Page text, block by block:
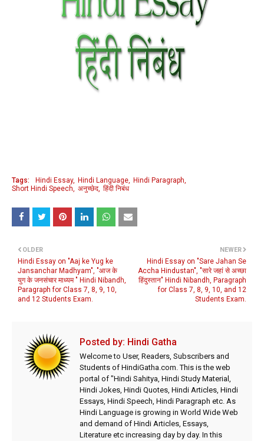
Tags: Hindi Essay Hindi Language
Hindi Paragraph
Short Hindi Speech
अनुच्छेद हिंदी निबंध
NEWER
Hindi Essay on "Sare Jahan Se
Accha Hindustan", "सारे जहां से अच्छा
हिंदुस्तान" Hindi Nibandh, Paragraph
for Class 7, 8, 9, 10, and 12
Students Exam.
OLDER
Hindi Essay on "Aaj ke Yug ke
Jansanchar Madhyam", "आज के
युग के जनसंचार माध्यम " Hindi Nibandh,
Paragraph for Class 7, 8, 9, 10,
and 12 Students Exam.
Posted by: Hindi Gatha
Welcome to User, Readers, Subscribers and
Students of HindiGatha.com. This is the web
portal of "Hindi Sahitya, Hindi Study Material,
Hindi Jokes, Hindi Quotes, Hindi Articles, Hindi
Essays, Hindi Speech, Hindi Paragraph etc. As
Hindi Language is growing in World Wide Web
and demand of Hindi Articles, Essays,
Literature etc increasing day by day. In this